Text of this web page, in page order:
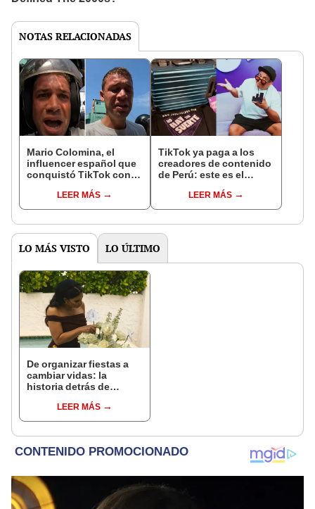
NOTAS RELACIONADAS
Mario Colomina, el
influencer español que
conquistó TikTok con
"Mi amor nació por la
gastronomía"
LEER MÁS
TikTok ya paga a los
creadores de contenido
de Perú: este es el
llegar a cobrar por 1.000
vistas
LEER MÁS
LO MÁS VISTO LO ÚLTIMO
De organizar fiestas a
cambiar vidas: la
historia detrás de
Dreams & Wishes"
LEER MÁS